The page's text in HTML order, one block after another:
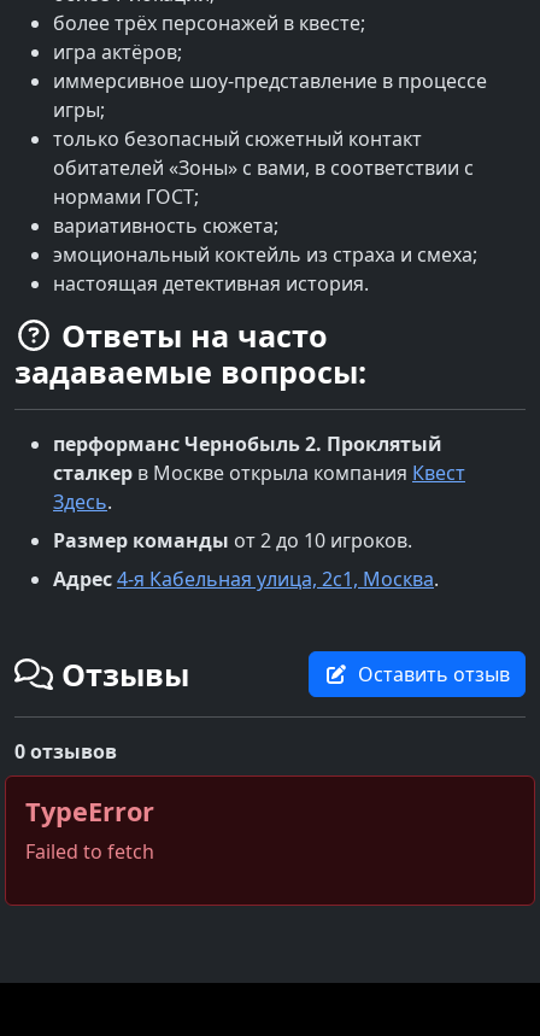
более трёх персонажей в квесте;
игра актёров;
иммерсивное шоу-представление в процессе
игры;
только безопасный сюжетный контакт
обитателей «Зоны» с вами, в соответствии с
нормами ГОСТ;
вариативность сюжета;
эмоциональный коктейль из страха и смеха;
настоящая детективная история.
Ответы на часто
задаваемые вопросы:
перформансЧернобыль 2. Проклятый
сталкер в Москве открыла компания Квест
Здесь.
Размер команды от 2 до 10 игроков.
Адрес4-я Кабельная улица, 2с1, Москва.
Отзывы Оставить отзыв
0 отзывов
TypeError
Failed to fetch